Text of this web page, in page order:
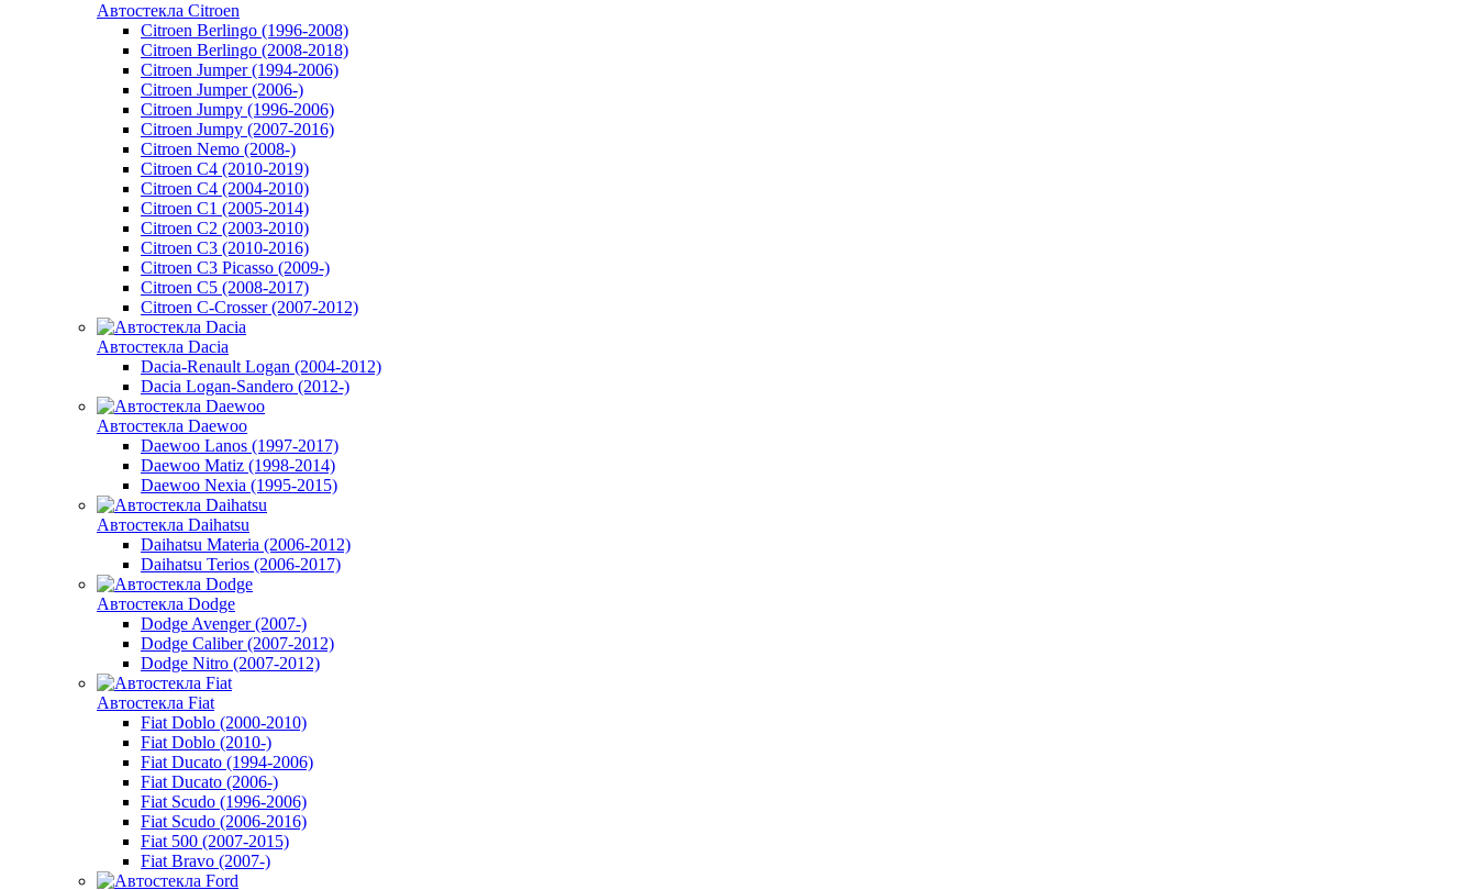
Автостекла Citroen
Citroen Berlingo (1996-2008)
Citroen Berlingo (2008-2018)
Citroen Jumper (1994-2006)
Citroen Jumper (2006-)
Citroen Jumpy (1996-2006)
Citroen Jumpy (2007-2016)
Citroen Nemo (2008-)
Citroen C4 (2010-2019)
Citroen C4 (2004-2010)
Citroen C1 (2005-2014)
Citroen C2 (2003-2010)
Citroen C3 (2010-2016)
Citroen C3 Picasso (2009-)
Citroen C5 (2008-2017)
Citroen C-Crosser (2007-2012)
Автостекла Dacia
Dacia-Renault Logan (2004-2012)
Dacia Logan-Sandero (2012-)
Автостекла Daewoo
Daewoo Lanos (1997-2017)
Daewoo Matiz (1998-2014)
Daewoo Nexia (1995-2015)
Автостекла Daihatsu
Daihatsu Materia (2006-2012)
Daihatsu Terios (2006-2017)
Автостекла Dodge
Dodge Avenger (2007-)
Dodge Caliber (2007-2012)
Dodge Nitro (2007-2012)
Автостекла Fiat
Fiat Doblo (2000-2010)
Fiat Doblo (2010-)
Fiat Ducato (1994-2006)
Fiat Ducato (2006-)
Fiat Scudo (1996-2006)
Fiat Scudo (2006-2016)
Fiat 500 (2007-2015)
Fiat Bravo (2007-)